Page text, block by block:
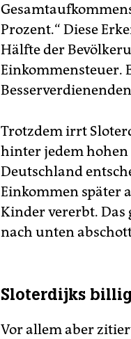
Prozent.“ Diese
Hälfte der
Einkommensteuer.
Trotzdem irrt
hinter jedem hohen
Deutschland
Einkommen später
Kinder vererbt. Das
nach unten
Sloterdijks
Vor allem aber